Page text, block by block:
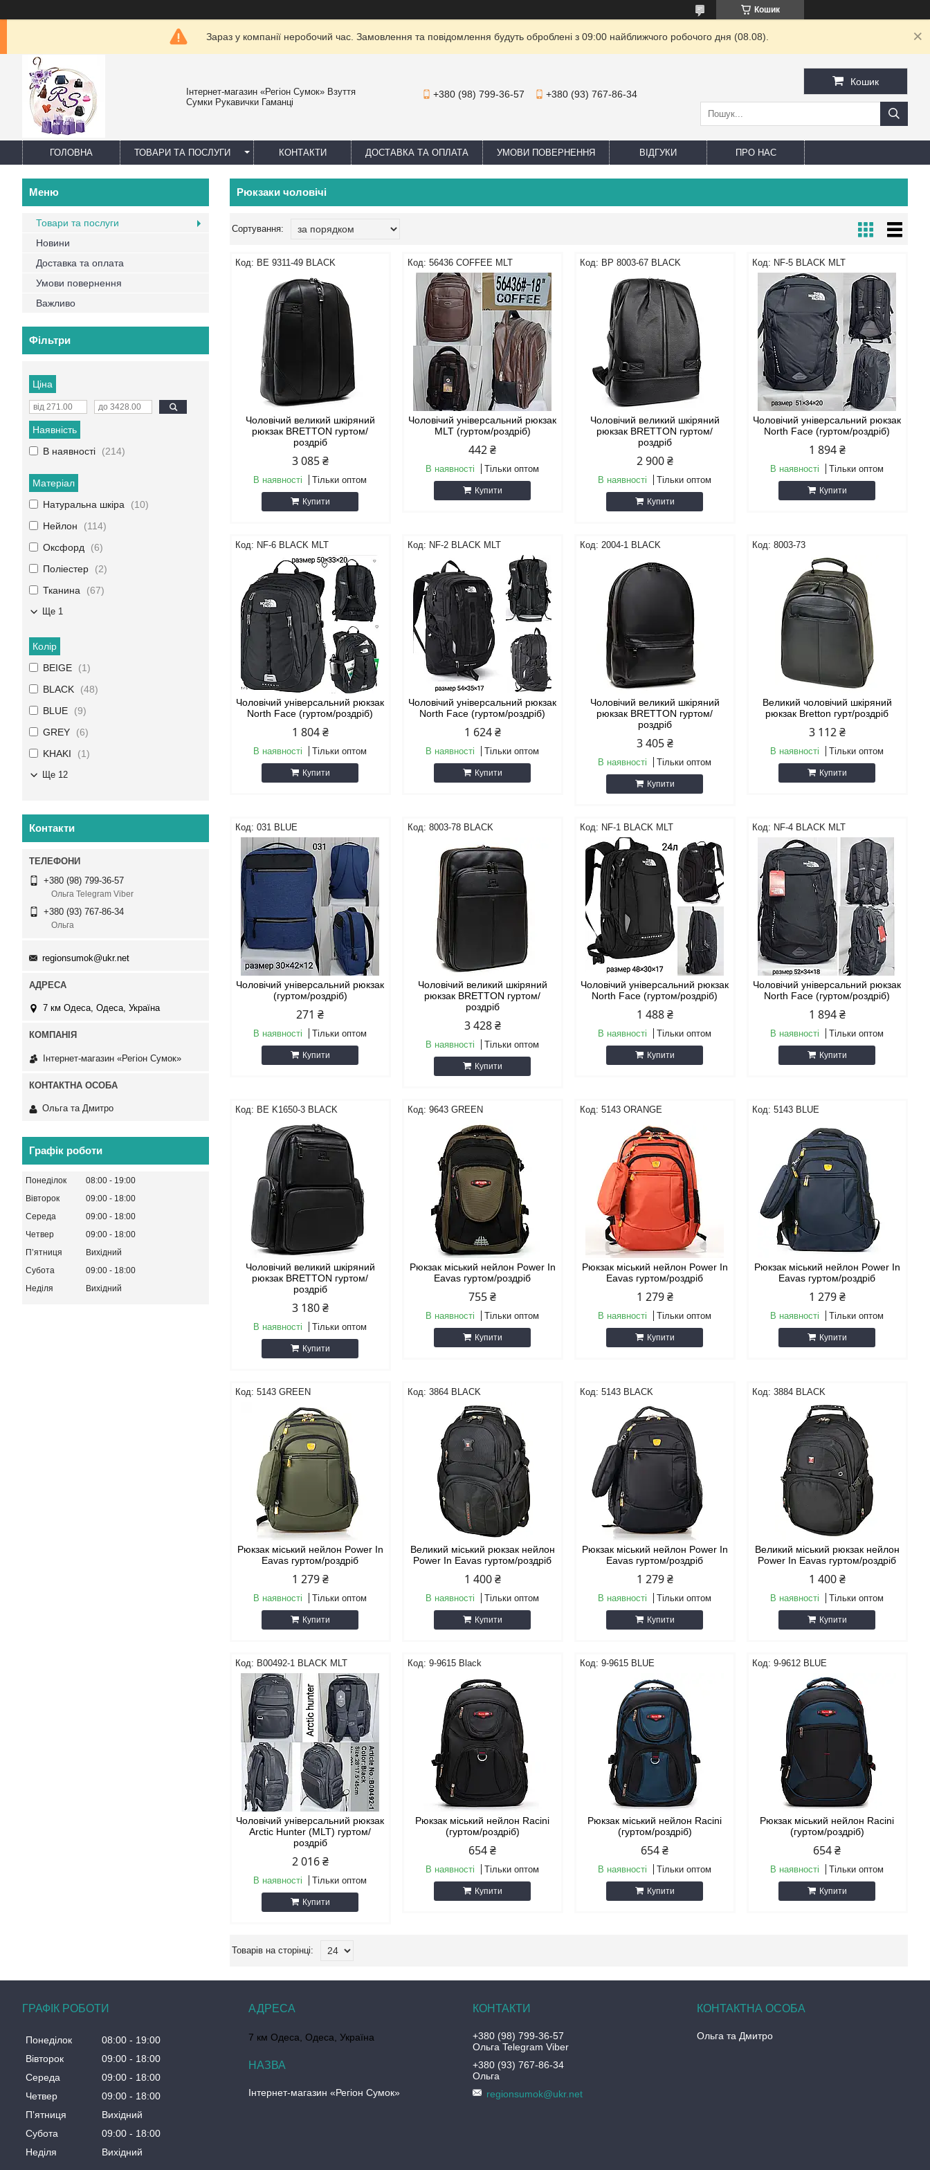
Кошик
Зараз у компанії неробочий час. Замовлення та повідомлення будуть оброблені з 09:00 найближчого робочого дня (08.08).
Інтернет-магазин «Регіон Сумок» Взуття
Сумки Рукавички Гаманці
+380 (98) 799-36-57 +380 (93) 767-86-34
Кошик
ГОЛОВНА ТОВАРИ ТА ПОСЛУГИ КОНТАКТИ ДОСТАВКА ТА ОПЛАТА УМОВИ ПОВЕРНЕННЯ ВІДГУКИ ПРО НАС
Рюкзаки чоловічі
BE 9311-49 BLACK
Чоловічий великий шкіряний
рюкзак BRETTON гуртом/
роздріб
3 085 ₴
В наявності Тільки оптом
Купити
56436 COFFEE MLT
Чоловічий універсальний рюкзак
MLT (гуртом/роздріб)
442 ₴
В наявності Тільки оптом
Купити
BP 8003-67 BLACK
Чоловічий великий шкіряний
рюкзак BRETTON гуртом/
роздріб
2 900 ₴
В наявності Тільки оптом
Купити
NF-5 BLACK MLT
Чоловічий універсальний рюкзак
North Face (гуртом/роздріб)
1 894 ₴
В наявності Тільки оптом
Купити
NF-6 BLACK MLT
Чоловічий універсальний рюкзак
North Face (гуртом/роздріб)
1 804 ₴
В наявності Тільки оптом
Купити
NF-2 BLACK MLT
Чоловічий універсальний рюкзак
North Face (гуртом/роздріб)
1 624 ₴
В наявності Тільки оптом
Купити
2004-1 BLACK
Чоловічий великий шкіряний
рюкзак BRETTON гуртом/
роздріб
3 405 ₴
В наявності Тільки оптом
Купити
8003-73
Великий чоловічий шкіряний
рюкзак Bretton гурт/роздріб
3 112 ₴
В наявності Тільки оптом
Купити
031 BLUE
Чоловічий універсальний рюкзак
(гуртом/роздріб)
271 ₴
В наявності Тільки оптом
Купити
8003-78 BLACK
Чоловічий великий шкіряний
рюкзак BRETTON гуртом/
роздріб
3 428 ₴
В наявності Тільки оптом
Купити
NF-1 BLACK MLT
Чоловічий універсальний рюкзак
North Face (гуртом/роздріб)
1 488 ₴
В наявності Тільки оптом
Купити
NF-4 BLACK MLT
Чоловічий універсальний рюкзак
North Face (гуртом/роздріб)
1 894 ₴
В наявності Тільки оптом
Купити
BE K1650-3 BLACK
Чоловічий великий шкіряний
рюкзак BRETTON гуртом/
роздріб
3 180 ₴
В наявності Тільки оптом
Купити
9643 GREEN
Рюкзак міський нейлон Power In
Eavas гуртом/роздріб
755 ₴
В наявності Тільки оптом
Купити
5143 ORANGE
Рюкзак міський нейлон Power In
Eavas гуртом/роздріб
1 279 ₴
В наявності Тільки оптом
Купити
5143 BLUE
Рюкзак міський нейлон Power In
Eavas гуртом/роздріб
1 279 ₴
В наявності Тільки оптом
Купити
5143 GREEN
Рюкзак міський нейлон Power In
Eavas гуртом/роздріб
1 279 ₴
В наявності Тільки оптом
Купити
3864 BLACK
Великий міський рюкзак нейлон
Power In Eavas гуртом/роздріб
1 400 ₴
В наявності Тільки оптом
Купити
5143 BLACK
Рюкзак міський нейлон Power In
Eavas гуртом/роздріб
1 279 ₴
В наявності Тільки оптом
Купити
3884 BLACK
Великий міський рюкзак нейлон
Power In Eavas гуртом/роздріб
1 400 ₴
В наявності Тільки оптом
Купити
B00492-1 BLACK MLT
Чоловічий універсальний рюкзак
Arctic Hunter (MLT) гуртом/
роздріб
2 016 ₴
В наявності Тільки оптом
Купити
9-9615 Black
Рюкзак міський нейлон Racini
(гуртом/роздріб)
654 ₴
В наявності Тільки оптом
Купити
9-9615 BLUE
Рюкзак міський нейлон Racini
(гуртом/роздріб)
654 ₴
В наявності Тільки оптом
Купити
9-9612 BLUE
Рюкзак міський нейлон Racini
(гуртом/роздріб)
654 ₴
В наявності Тільки оптом
Купити
Товари та послуги
Новини
Доставка та оплата
Умови повернення
Важливо
Фільтри
Ціна
Наявність
В наявності
214
Матеріал
Натуральна шкіра
10
Нейлон
114
Оксфорд
6
Поліестер
2
Тканина
67
Ще 1
Колір
BEIGE
1
BLACK
48
BLUE
9
GREY
6
KHAKI
1
Ще 12
Контакти
+380 (98) 799-36-57
Ольга Telegram Viber
+380 (93) 767-86-34
Ольга
regionsumok@ukr.net
7 км Одеса, Одеса, Україна
Інтернет-магазин «Регіон Сумок»
Ольга та Дмитро
Графік роботи
Понеділок 08:00
19:00
Вівторок
09:00
18:00
Середа
09:00
18:00
Четвер
09:00
18:00
Пʼятниця
Вихідний
Субота
09:00
18:00
Неділя
Вихідний
ГРАФІК РОБОТИ
Понеділок 08:00
19:00
Вівторок
09:00
18:00
Середа
09:00
18:00
Четвер
09:00
18:00
Пʼятниця
Вихідний
Субота
09:00
18:00
Неділя
Вихідний
7 км Одеса, Одеса, Україна
Інтернет-магазин «Регіон Сумок»
+380 (98) 799-36-57
Ольга Telegram Viber
+380 (93) 767-86-34
Ольга
regionsumok@ukr.net
Ольга та Дмитро